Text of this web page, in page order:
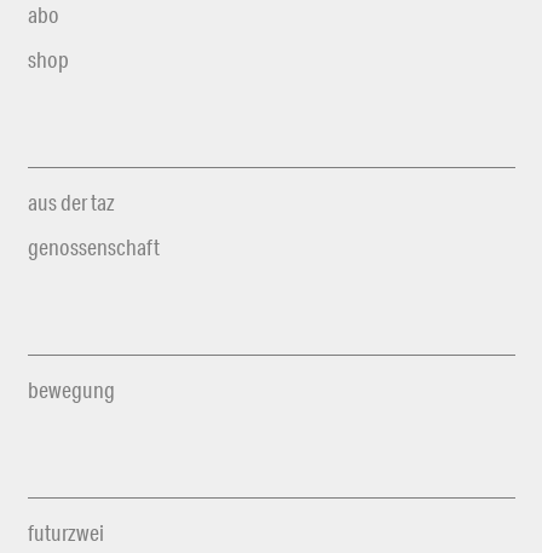
abo
shop
aus der taz
genossenschaft
bewegung
futurzwei